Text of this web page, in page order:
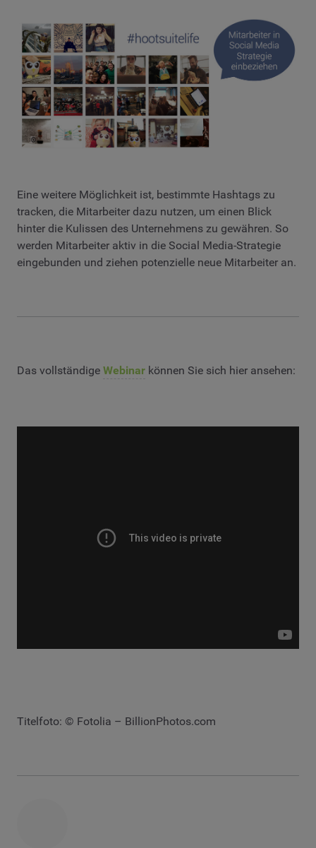
Eine weitere Möglichkeit ist, bestimmte Hashtags zu
tracken, die Mitarbeiter dazu nutzen, um einen Blick
hinter die Kulissen des Unternehmens zu gewähren. So
werden Mitarbeiter aktiv in die Social Media-Strategie
eingebunden und ziehen potenzielle neue Mitarbeiter an.
Das vollständige Webinar können Sie sich hier ansehen:
Titelfoto: © Fotolia – BillionPhotos.com